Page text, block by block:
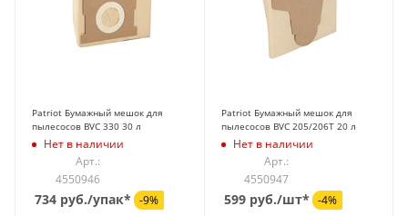
Patriot Бумажный мешок для
пылесосов ВVC 330 30 л
Нет в наличии
Арт.:
4550946
734 руб./упак* -9%
Patriot Бумажный мешок для
пылесосов ВVC 205/206Т 20 л
Нет в наличии
Арт.:
4550947
599 руб./шт* -4%